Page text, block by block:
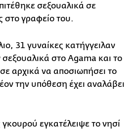
σεξουαλικά σε
στο γραφείο του.
31 γυναίκες κατήγγειλαν
στο Agama και το
αρχικά να αποσιωπήσει το
την υπόθεση έχει αναλάβει
εγκατέλειψε το νησί